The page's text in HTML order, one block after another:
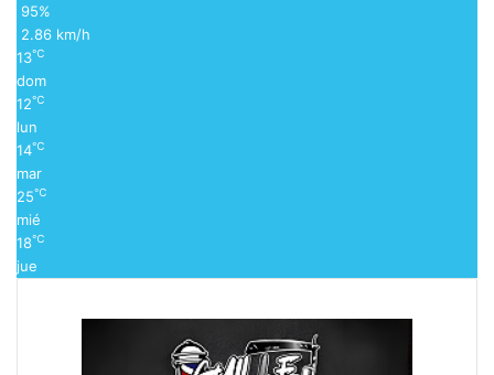
95%
2.86 km/h
13℃
dom
12℃
lun
14℃
mar
25℃
mié
18℃
jue